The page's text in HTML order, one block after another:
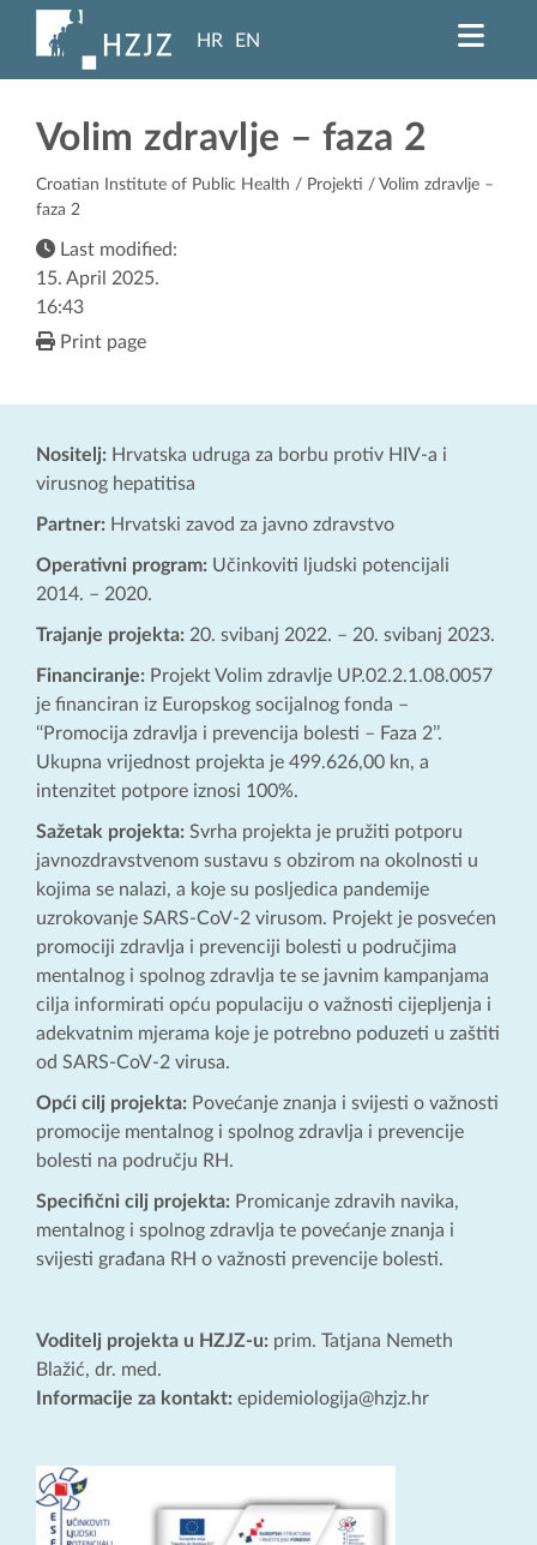
HR EN
Volim zdravlje – faza 2
Croatian Institute of Public Health / Projekti / Volim zdravlje –
faza 2
Last modified:
15. April 2025.
16:43
Print page
Nositelj: Hrvatska udruga za borbu protiv HIV-a i
virusnog hepatitisa
Partner: Hrvatski zavod za javno zdravstvo
Operativni program: Učinkoviti ljudski potencijali
2014. – 2020.
Trajanje projekta: 20. svibanj 2022. – 20. svibanj 2023.
Financiranje: Projekt Volim zdravlje UP.02.2.1.08.0057
je financiran iz Europskog socijalnog fonda –
‘‘Promocija zdravlja i prevencija bolesti – Faza 2’’.
Ukupna vrijednost projekta je 499.626,00 kn, a
intenzitet potpore iznosi 100%.
Sažetak projekta: Svrha projekta je pružiti potporu
javnozdravstvenom sustavu s obzirom na okolnosti u
kojima se nalazi, a koje su posljedica pandemije
uzrokovanje SARS-CoV-2 virusom. Projekt je posvećen
promociji zdravlja i prevenciji bolesti u područjima
mentalnog i spolnog zdravlja te se javnim kampanjama
cilja informirati opću populaciju o važnosti cijepljenja i
adekvatnim mjerama koje je potrebno poduzeti u zaštiti
od SARS-CoV-2 virusa.
Opći cilj projekta: Povećanje znanja i svijesti o važnosti
promocije mentalnog i spolnog zdravlja i prevencije
bolesti na području RH.
Specifični cilj projekta: Promicanje zdravih navika,
mentalnog i spolnog zdravlja te povećanje znanja i
svijesti građana RH o važnosti prevencije bolesti.
Voditelj projekta u HZJZ-u: prim. Tatjana Nemeth
Blažić, dr. med.
Informacije za kontakt: epidemiologija@hzjz.hr